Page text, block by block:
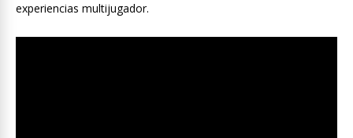
experiencias multijugador.